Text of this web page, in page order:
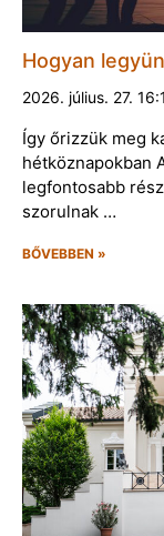
Hogyan
2026. július. 27.
Így őrizzük meg
hétköznapokban
legfontosabb
szorulnak …
BŐVEBBEN »